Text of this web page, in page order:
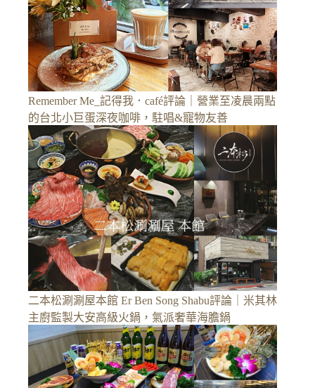
Remember Me_記得我．café評論｜營業至凌晨兩點
的台北小巨蛋深夜咖啡，駐唱&寵物友善
二本松涮涮屋本館 Er Ben Song Shabu評論｜米其林
主廚監製大安高級火鍋，氣派奢華海膽鍋